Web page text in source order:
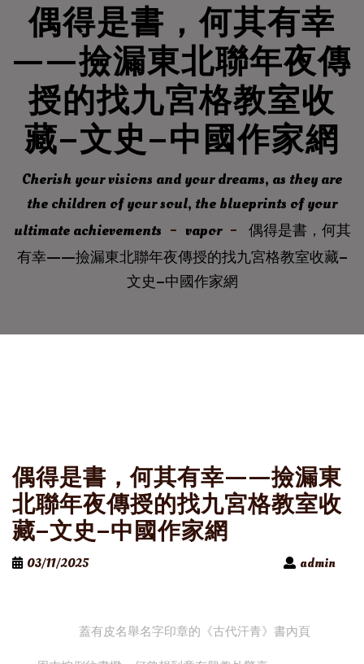
偶得是書，何其有幸
——撿漏東北聯年夜傳
授的找九宮格教室收
藏–文史–中國作家網
Cherish your visions and your dreams, as they are
the children of your soul, the blueprints of your
ultimate achievements
vapor
偶得是書，何其
有幸——撿漏東北聯年夜傳授的找九宮格教室收藏–
文史–中國作家網
偶得是書，何其有幸——撿漏東
北聯年夜傳授的找九宮格教室收
藏–文史–中國作家網
03/11/2025 admin
蓋有皮名舉名字印章的《古代汗青》書內頁